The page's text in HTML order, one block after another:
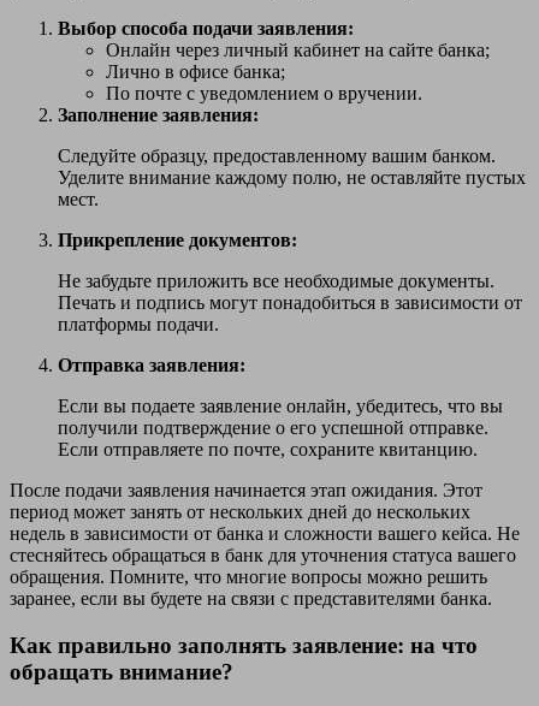
Выбор способа подачи заявления:
Онлайн через личный кабинет на сайте банка;
Лично в офисе банка;
По почте с уведомлением о вручении.
Заполнение заявления:
Следуйте образцу, предоставленному вашим банком.
Уделите внимание каждому полю, не оставляйте пустых
мест.
Прикрепление документов:
Не забудьте приложить все необходимые документы.
Печать и подпись могут понадобиться в зависимости от
платформы подачи.
Отправка заявления:
Если вы подаете заявление онлайн, убедитесь, что вы
получили подтверждение о его успешной отправке.
Если отправляете по почте, сохраните квитанцию.
После подачи заявления начинается этап ожидания. Этот
период может занять от нескольких дней до нескольких
недель в зависимости от банка и сложности вашего кейса. Не
стесняйтесь обращаться в банк для уточнения статуса вашего
обращения. Помните, что многие вопросы можно решить
заранее, если вы будете на связи с представителями банка.
Как правильно заполнять заявление: на что
обращать внимание?